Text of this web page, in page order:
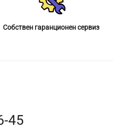
Собствен гаранционен сервиз
45